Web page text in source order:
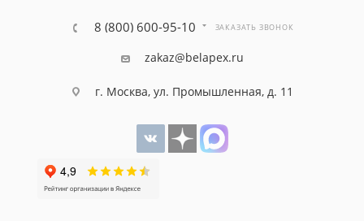
8 (800) 600-95-10 ЗАКАЗАТЬ ЗВОНОК
zakaz@belapex.ru
г. Москва, ул. Промышленная, д. 11